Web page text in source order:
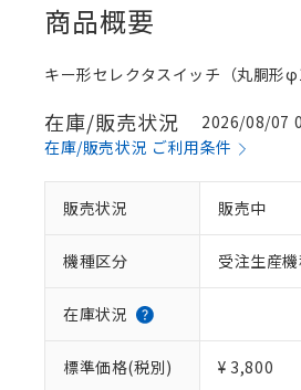
商品概要
キー形セレクタスイッチ（丸胴形
在庫/販売状況
2026/08/07
在庫/販売状況 ご利用条件
販売状況 販売中
機種区分 受注生産
在庫状況
標準価格(税別) ¥ 3,800